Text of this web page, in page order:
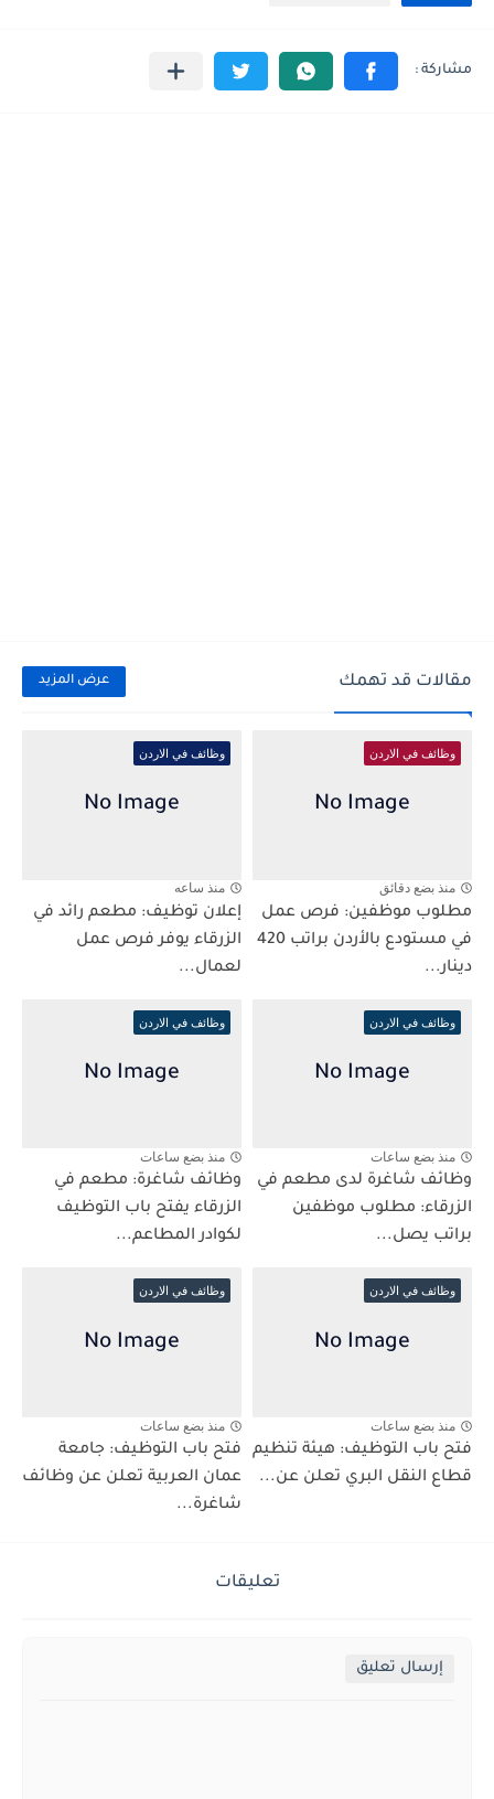
مقالات قد تهمك عرض المزيد
وظائف في الاردن
منذ بضع دقائق
مطلوب موظفين: فرص عمل
في مستودع بالأردن براتب 420
دينار...
وظائف في الاردن
منذ ساعه
إعلان توظيف: مطعم رائد في
الزرقاء يوفر فرص عمل
لعمال...
وظائف في الاردن
منذ بضع ساعات
وظائف شاغرة لدى مطعم في
الزرقاء: مطلوب موظفين
براتب يصل...
وظائف في الاردن
منذ بضع ساعات
وظائف شاغرة: مطعم في
الزرقاء يفتح باب التوظيف
لكوادر المطاعم...
وظائف في الاردن
منذ بضع ساعات
فتح باب التوظيف: هيئة تنظيم
قطاع النقل البري تعلن عن...
وظائف في الاردن
منذ بضع ساعات
فتح باب التوظيف: جامعة
عمان العربية تعلن عن وظائف
شاغرة...
تعليقات
إرسال تعليق